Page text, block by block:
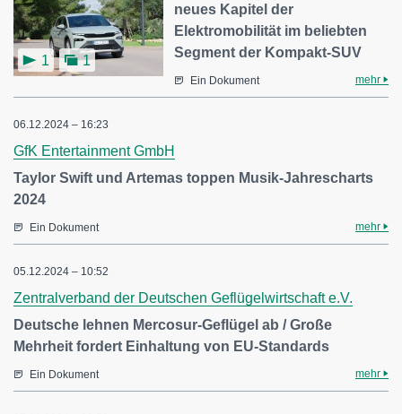
1 1
neues Kapitel der
Elektromobilität im beliebten
Segment der Kompakt-SUV
Ein Dokument mehr
06.12.2024 – 16:23
GfK Entertainment GmbH
Taylor Swift und Artemas toppen Musik-Jahrescharts
2024
Ein Dokument mehr
05.12.2024 – 10:52
Zentralverband der Deutschen Geflügelwirtschaft e.V.
Deutsche lehnen Mercosur-Geflügel ab / Große
Mehrheit fordert Einhaltung von EU-Standards
Ein Dokument mehr